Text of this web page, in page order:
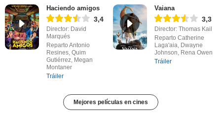
Haciendo amigos
3,4
Director: David
Marqués
Reparto Antonio
Resines, Quim
Gutiérrez, Megan
Montaner
Tráiler
Vaiana
3,3
Director: Thomas Kail
Reparto Catherine
Laga'aia, Dwayne
Johnson, Rena Owen
Tráiler
Mejores películas en cines